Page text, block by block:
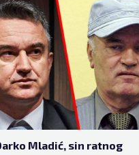
Mladić, sin ratnog